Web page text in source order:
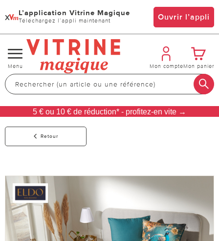
x L’application Vitrine Magique
Téléchargez l’appli maintenant Ouvrir l’appli
Changer
de
navigation
Menu Mon compteMon panier
5 € ou 10 € de réduction* - profitez-en vite →
Retour